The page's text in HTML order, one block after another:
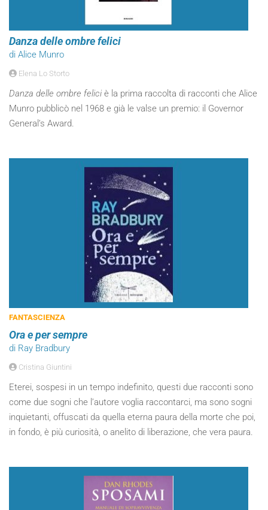
Danza delle ombre felici
di Alice Munro
Elena Lo Storto
Danza delle ombre felici è la prima raccolta di racconti che Alice
Munro pubblicò nel 1968 e già le valse un premio: il Governor
General’s Award.
FANTASCIENZA
Ora e per sempre
di Ray Bradbury
Cristina Giuntini
Eterei, sospesi in un tempo indefinito, questi due racconti sono
come due sogni che l’autore voglia raccontarci, ma sono sogni
inquietanti, offuscati da quella eterna paura della morte che poi,
in fondo, è più curiosità, o anelito di liberazione, che vera paura.